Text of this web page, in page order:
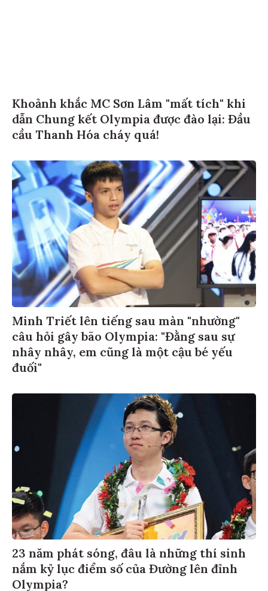
Khoảnh khắc MC Sơn Lâm "mất tích" khi
dẫn Chung kết Olympia được đào lại: Đầu
cầu Thanh Hóa cháy quá!
Minh Triết lên tiếng sau màn "nhường"
câu hỏi gây bão Olympia: "Đằng sau sự
nhây nhây, em cũng là một cậu bé yếu
đuối"
23 năm phát sóng, đâu là những thí sinh
nắm kỷ lục điểm số của Đường lên đỉnh
Olympia?